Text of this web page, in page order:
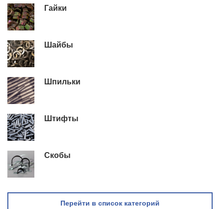
Гайки
Шайбы
Шпильки
Штифты
Скобы
Перейти в список категорий